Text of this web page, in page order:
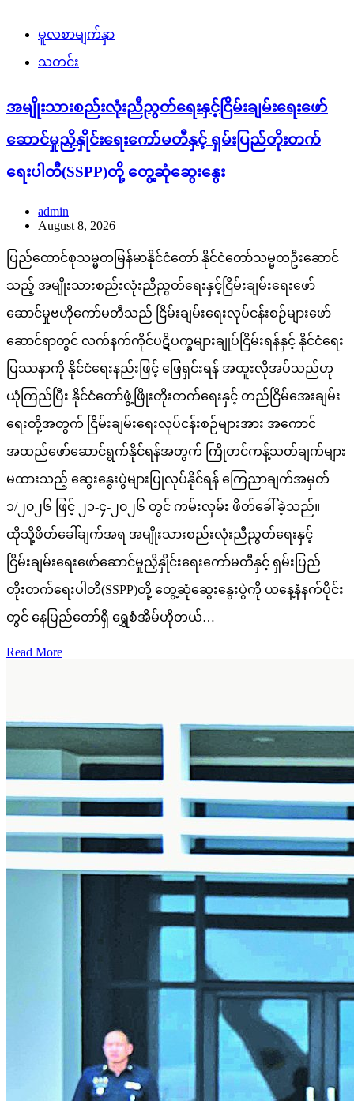
မူလစာမျက်နှာ
သတင်း
အမျိုးသားစည်းလုံးညီညွတ်ရေးနှင့်ငြိမ်းချမ်းရေးဖော်
ဆောင်မှုညှိနှိုင်းရေးကော်မတီနှင့် ရှမ်းပြည်တိုးတက်
ရေးပါတီ(SSPP)တို့ တွေ့ဆုံဆွေးနွေး
admin
August 8, 2026
ပြည်ထောင်စုသမ္မတမြန်မာနိုင်ငံတော် နိုင်ငံတော်သမ္မတဦးဆောင်
သည့် အမျိုးသားစည်းလုံးညီညွတ်ရေးနှင့်ငြိမ်းချမ်းရေးဖော်
ဆောင်မှုဗဟိုကော်မတီသည် ငြိမ်းချမ်းရေးလုပ်ငန်းစဉ်များဖော်
ဆောင်ရာတွင် လက်နက်ကိုင်ပဋိပက္ခများချုပ်ငြိမ်းရန်နှင့် နိုင်ငံရေး
ပြဿနာကို နိုင်ငံရေးနည်းဖြင့် ဖြေရှင်းရန် အထူးလိုအပ်သည်ဟု
ယုံကြည်ပြီး နိုင်ငံတော်ဖွံ့ဖြိုးတိုးတက်ရေးနှင့် တည်ငြိမ်အေးချမ်း
ရေးတို့အတွက် ငြိမ်းချမ်းရေးလုပ်ငန်းစဉ်များအား အကောင်
အထည်ဖော်ဆောင်ရွက်နိုင်ရန်အတွက် ကြိုတင်ကန့်သတ်ချက်များ
မထားသည့် ဆွေးနွေးပွဲများပြုလုပ်နိုင်ရန် ကြေညာချက်အမှတ်
၁/၂၀၂၆ ဖြင့် ၂၁-၄-၂၀၂၆ တွင် ကမ်းလှမ်း ဖိတ်ခေါ်ခဲ့သည်။
ထိုသို့ဖိတ်ခေါ်ချက်အရ အမျိုးသားစည်းလုံးညီညွတ်ရေးနှင့်
ငြိမ်းချမ်းရေးဖော်ဆောင်မှုညှိနှိုင်းရေးကော်မတီနှင့် ရှမ်းပြည်
တိုးတက်ရေးပါတီ(SSPP)တို့ တွေ့ဆုံဆွေးနွေးပွဲကို ယနေ့နံနက်ပိုင်း
တွင် နေပြည်တော်ရှိ ရွှေစံအိမ်ဟိုတယ်…
Read More